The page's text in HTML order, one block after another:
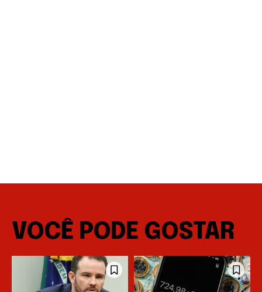
VOCÊ PODE GOSTAR